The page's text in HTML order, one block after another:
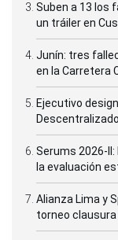
Suben a 13 los
un tráiler en
Junín: tres
en la Carretera
Ejecutivo
Serums 2026-
la evaluación
Alianza Lima y
torneo clausura